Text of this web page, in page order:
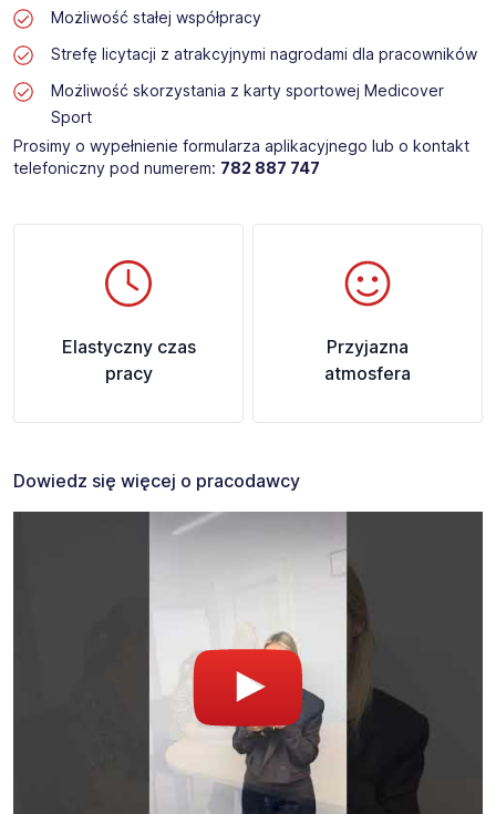
Możliwość stałej współpracy
Strefę licytacji z atrakcyjnymi nagrodami dla pracowników
Możliwość skorzystania z karty sportowej Medicover
Sport
Prosimy o wypełnienie formularza aplikacyjnego lub o kontakt
telefoniczny pod numerem: 782 887 747​
Elastyczny czas
pracy
Przyjazna
atmosfera
Dowiedz się więcej o pracodawcy